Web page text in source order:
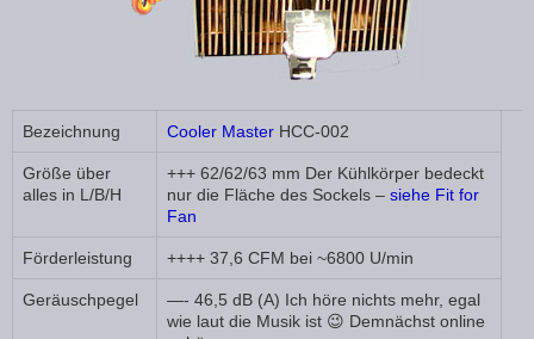
Bezeichnung Cooler Master HCC-002
Größe über
alles in L/B/H
+++ 62/62/63 mm Der Kühlkörper bedeckt
nur die Fläche des Sockels – siehe Fit for
Fan
Förderleistung ++++ 37,6 CFM bei ~6800 U/min
Geräuschpegel
—- 46,5 dB (A) Ich höre nichts mehr, egal
wie laut die Musik ist 😉 Demnächst online